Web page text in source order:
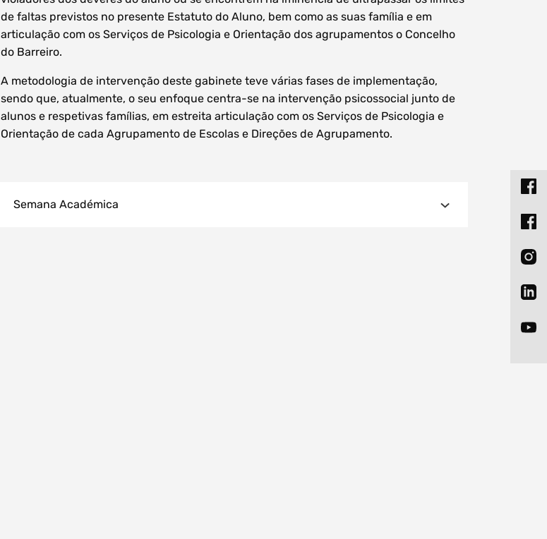
de faltas previstos no presente Estatuto do Aluno, bem como as suas família e em
articulação com os Serviços de Psicologia e Orientação dos agrupamentos o Concelho
do Barreiro.
A metodologia de intervenção deste gabinete teve várias fases de implementação,
sendo que, atualmente, o seu enfoque centra-se na intervenção psicossocial junto de
alunos e respetivas famílias, em estreita articulação com os Serviços de Psicologia e
Orientação de cada Agrupamento de Escolas e Direções de Agrupamento.
Semana Académica